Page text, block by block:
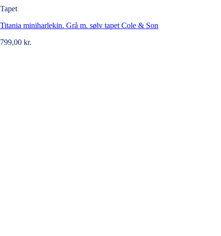
Tapet
Titania miniharlekin. Grå m. sølv tapet Cole & Son
799,00 kr.